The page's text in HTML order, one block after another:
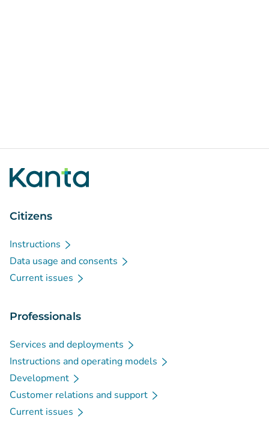
Citizens
Instructions
Data usage and consents
Current issues
Professionals
Services and deployments
Instructions and operating models
Development
Customer relations and support
Current issues